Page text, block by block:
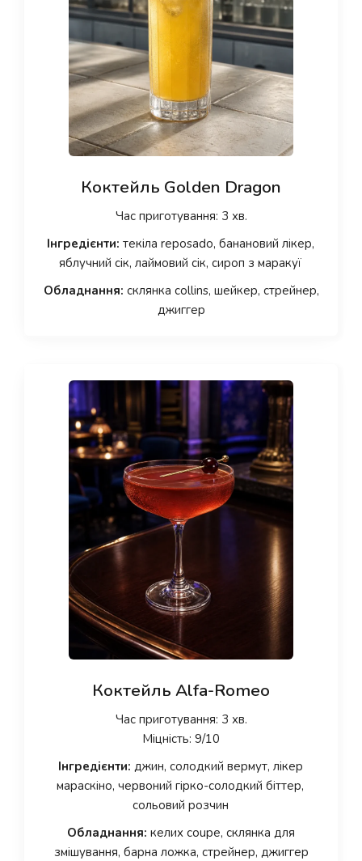
Коктейль Golden Dragon
Час приготування: 3 хв.
Інгредієнти: текіла reposado, банановий лікер,
яблучний сік, лаймовий сік, сироп з маракуї
Обладнання: склянка collins, шейкер, стрейнер,
джиггер
Коктейль Alfa-Romeo
Час приготування: 3 хв.
Міцність: 9/10
Інгредієнти: джин, солодкий вермут, лікер
мараскіно, червоний гірко-солодкий біттер,
сольовий розчин
Обладнання: келих coupe, склянка для
змішування, барна ложка, стрейнер, джиггер